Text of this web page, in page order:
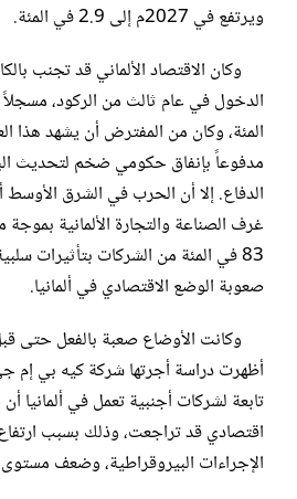
ويرتفع في 2027م إلى 2.9 في المئة.
المئة، وكان من المفترض أن يشهد هذا
مدفوعاً بإنفاق حكومي ضخم لتحديث
الدفاع. إلا أن الحرب في الشرق
غرف الصناعة والتجارة الألمانية
83 في المئة من الشركات بتأثيرات
صعوبة الوضع الاقتصادي في ألمانيا.
وكانت الأوضاع صعبة بالفعل حتى
تابعة لشركات أجنبية تعمل في ألمانيا أن
اقتصادي قد تراجعت، وذلك بسبب
الإجراءات البيروقراطية، وضعف مستوى